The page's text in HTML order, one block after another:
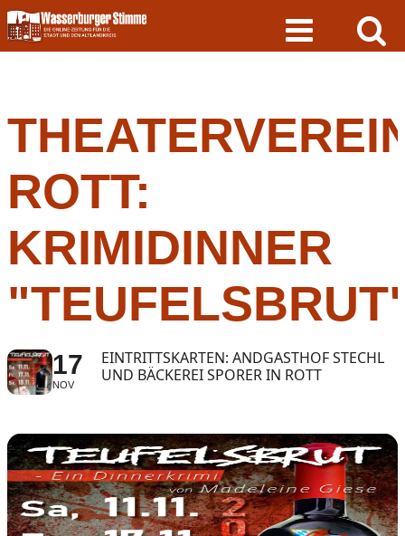
Skip
to
content
ROTT:
KRIMIDINNER
17
NOV
EINTRITTSKARTEN: ANDGASTHOF STECHL
UND BÄCKEREI SPORER IN ROTT